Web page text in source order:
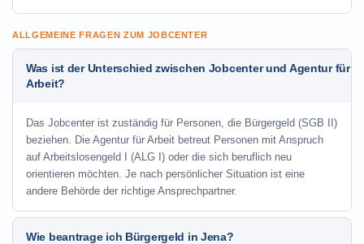
ALLGEMEINE FRAGEN ZUM JOBCENTER
Was ist der Unterschied zwischen Jobcenter und Agentur für
Arbeit?
Das Jobcenter ist zuständig für Personen, die Bürgergeld (SGB II)
beziehen. Die Agentur für Arbeit betreut Personen mit Anspruch
auf Arbeitslosengeld I (ALG I) oder die sich beruflich neu
orientieren möchten. Je nach persönlicher Situation ist eine
andere Behörde der richtige Ansprechpartner.
Wie beantrage ich Bürgergeld in Jena?